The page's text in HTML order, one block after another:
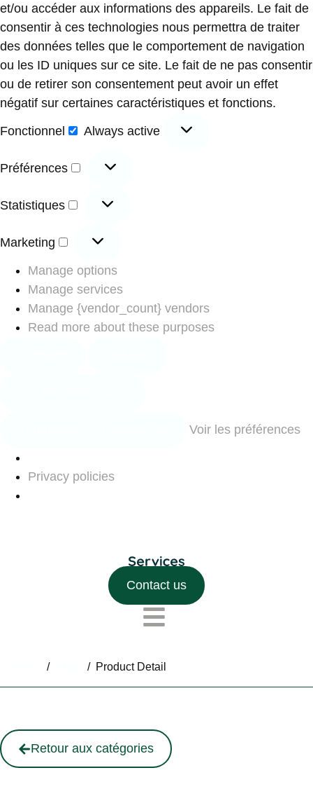
et/ou accéder aux informations des appareils. Le fait de
consentir à ces technologies nous permettra de traiter
des données telles que le comportement de navigation
ou les ID uniques sur ce site. Le fait de ne pas consentir
ou de retirer son consentement peut avoir un effet
négatif sur certaines caractéristiques et fonctions.
Fonctionnel
Always active
Préférences
Statistiques
Marketing
Manage options
Manage services
Manage {vendor_count} vendors
Read more about these purposes
Voir les préférences
Privacy policies
Contact us
/ / Product Detail
Retour aux catégories